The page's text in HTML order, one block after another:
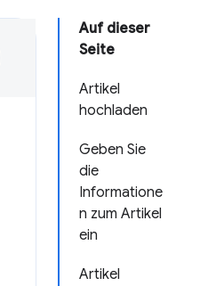
Auf dieser
Seite
Artikel
hochladen
Geben Sie
die
Informatione
n zum Artikel
ein
Artikel